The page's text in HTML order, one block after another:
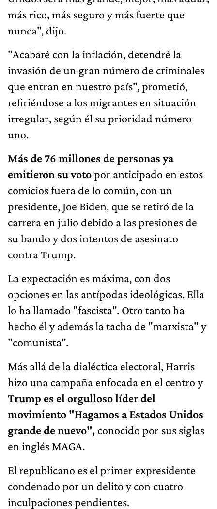
más rico, más seguro y más fuerte que
nunca", dijo.
"Acabaré con la inflación, detendré la
invasión de un gran número de criminales
que entran en nuestro país", prometió,
refiriéndose a los migrantes en situación
irregular, según él su prioridad número
uno.
Más de 76 millones de personas ya
emitieron su votopor anticipado en estos
comicios fuera de lo común, con un
presidente, Joe Biden, que se retiró de la
carrera en julio debido a las presiones de
su bando y dos intentos de asesinato
contra Trump.
La expectación es máxima, con dos
opciones en las antípodas ideológicas. Ella
lo ha llamado "fascista". Otro tanto ha
hecho él y además la tacha de "marxista" y
"comunista".
Más allá de la dialéctica electoral, Harris
hizo una campaña enfocada en el centro y
Trump es el orgulloso líder del
movimiento "Hagamos a Estados Unidos
grande de nuevo", conocido por sus siglas
en inglés MAGA.
El republicano es el primer expresidente
condenado por un delito y con cuatro
inculpaciones pendientes.